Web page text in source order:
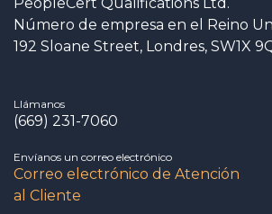
Número de empresa en el Reino
192 Sloane Street, Londres, SW1X
Llámanos
(669) 231-7060
Envíanos un correo electrónico
Correo electrónico de Atención
al Cliente